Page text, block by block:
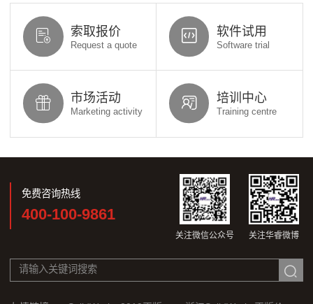
索取报价
Request a quote
软件试用
Software trial
市场活动
Marketing activity
培训中心
Training centre
免费咨询热线
400-100-9861
关注微信公众号 关注华睿微博